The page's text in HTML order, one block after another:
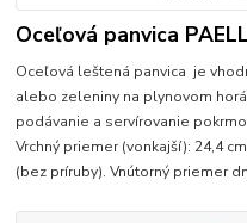
Oceľová panvica
Oceľová leštená panvica je
alebo zeleniny na plynovom
podávanie a servírovanie
Vrchný priemer (vonkajší): 24,4
(bez príruby). Vnútorný priemer